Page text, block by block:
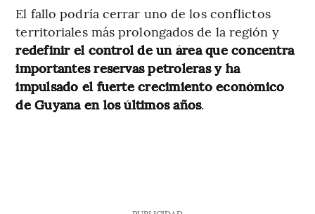
El fallo podría cerrar uno de los conflictos
territoriales más prolongados de la región y
redefinir el control de un área que concentra
importantes reservas petroleras y ha
impulsado el fuerte crecimiento económico
de Guyana en los últimos años.